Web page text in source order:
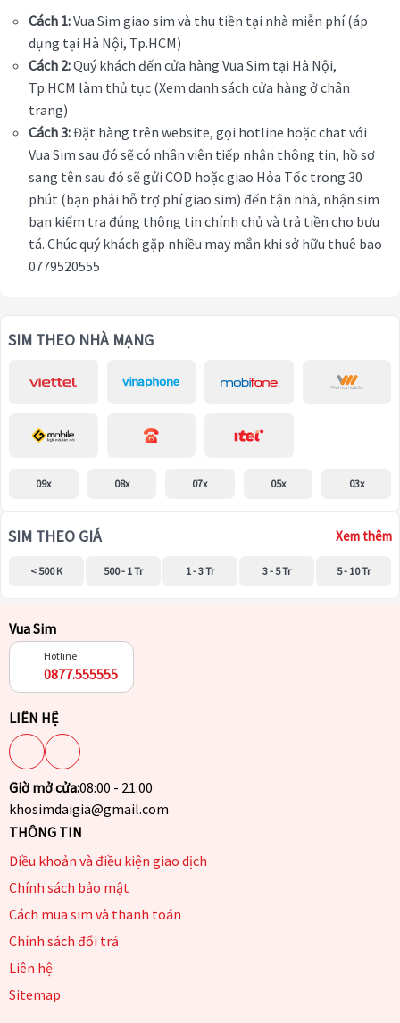
Cách 1:Vua Sim giao sim và thu tiền tại nhà miễn phí (áp
dụng tại Hà Nội, Tp.HCM)
Cách 2:Quý khách đến cửa hàng Vua Sim tại Hà Nội,
Tp.HCM làm thủ tục (Xem danh sách cửa hàng ở chân
trang)
Cách 3:Đặt hàng trên website, gọi hotline hoặc chat với
Vua Sim sau đó sẽ có nhân viên tiếp nhận thông tin, hồ sơ
sang tên sau đó sẽ gửi COD hoặc giao Hỏa Tốc trong 30
phút (bạn phải hỗ trợ phí giao sim) đến tận nhà, nhận sim
bạn kiểm tra đúng thông tin chính chủ và trả tiền cho bưu
tá. Chúc quý khách gặp nhiều may mắn khi sở hữu thuê bao
0779520555
SIM THEO NHÀ MẠNG
09x 08x 07x 05x 03x
SIM THEO GIÁ Xem thêm
< 500 K 500 - 1 Tr 1 - 3 Tr 3 - 5 Tr 5 - 10 Tr
Vua Sim
Hotline
0877.555555
LIÊN HỆ
Giờ mở cửa:08:00 - 21:00
khosimdaigia@gmail.com
THÔNG TIN
Điều khoản và điều kiện giao dịch
Chính sách bảo mật
Cách mua sim và thanh toán
Chính sách đổi trả
Liên hệ
Sitemap